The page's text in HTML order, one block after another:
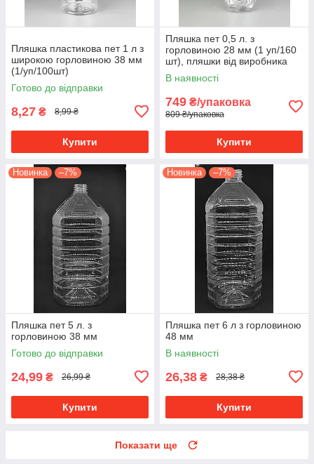
Пляшка пластикова пет 1 л з
широкою горловиною 38 мм
(1/уп/100шт)
Готово до відправки
8,27 ₴ 8,99 ₴
Купити
Пляшка пет 0,5 л. з
горловиною 28 мм (1 уп/160
шт), пляшки від виробника
В наявності
749 ₴/упаковка
809 ₴/упаковка
Купити
Новинка –7%
Пляшка пет 5 л. з
горловиною 38 мм
Готово до відправки
24,99 ₴ 26,99 ₴
Купити
Новинка –7%
Пляшка пет 6 л з горловиною
48 мм
В наявності
26,38 ₴ 28,38 ₴
Купити
Показати ще